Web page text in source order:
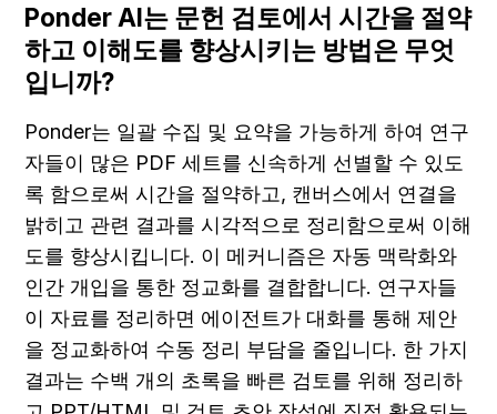
Ponder AI는 문헌 검토에서 시간을 절약
하고 이해도를 향상시키는 방법은 무엇
입니까?
Ponder는 일괄 수집 및 요약을 가능하게 하여 연구
자들이 많은 PDF 세트를 신속하게 선별할 수 있도
록 함으로써 시간을 절약하고, 캔버스에서 연결을
밝히고 관련 결과를 시각적으로 정리함으로써 이해
도를 향상시킵니다. 이 메커니즘은 자동 맥락화와
인간 개입을 통한 정교화를 결합합니다. 연구자들
이 자료를 정리하면 에이전트가 대화를 통해 제안
을 정교화하여 수동 정리 부담을 줄입니다. 한 가지
결과는 수백 개의 초록을 빠른 검토를 위해 정리하